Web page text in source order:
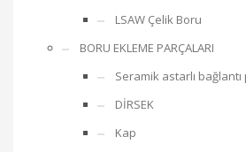
LSAW Çelik Boru
BORU EKLEME PARÇALARI
Seramik astarlı bağlantı
DİRSEK
Kap